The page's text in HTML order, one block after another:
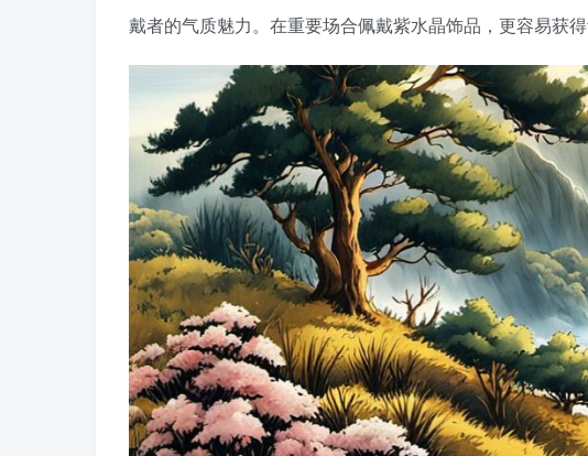
戴者的气质魅力。在重要场合佩戴紫水晶饰品，更容易获